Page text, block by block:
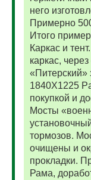
него
Примерно
Итого
Каркас и
каркас,
«Питерский»
1840Х1225
покупкой и
Мосты
тормозов.
очищены и
прокладки.
Рама,